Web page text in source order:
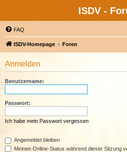
ISDV -
FAQ
ISDV-Homepage Foren
Anmelden
Benutzername:
Passwort:
Ich habe mein Passwort vergessen
Angemeldet bleiben
Meinen Online-Status während dieser Sitzung